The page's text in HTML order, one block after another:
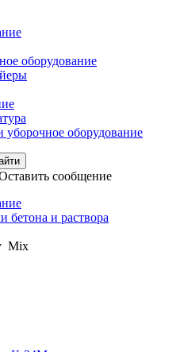
оборудование
уборочное оборудование
сообщение
бетона и раствора
Mix